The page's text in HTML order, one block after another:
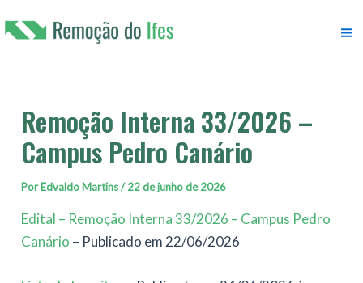
para
Remoção Interna 33/2026 –
Campus Pedro Canário
PorEdvaldo Martins/22 de junho de 2026
Edital – Remoção Interna 33/2026 – Campus Pedro
Canário – Publicado em 22/06/2026